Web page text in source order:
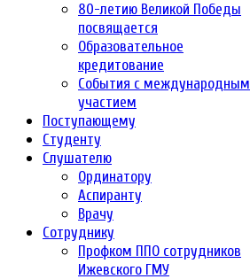
80-летию Великой Победы
посвящается
Образовательное
кредитование
События с международным
участием
Поступающему
Студенту
Слушателю
Ординатору
Аспиранту
Врачу
Сотруднику
Профком ППО сотрудников
Ижевского ГМУ